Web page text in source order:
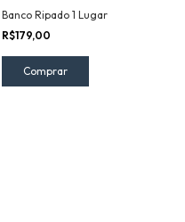
Banco Ripado 1 Lugar
R$179,00
Comprar